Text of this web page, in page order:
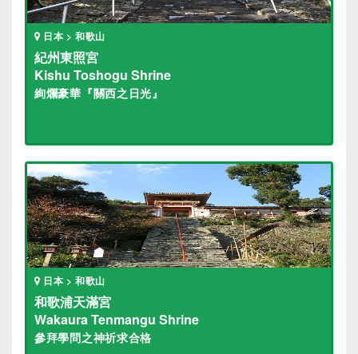
日本 > 和歌山
紀州東照宮
Kishu Toshogu Shrine
絢爛豪華『關西之日光』
日本 > 和歌山
和歌浦天滿宮
Wakaura Tenmangu Shrine
參拜學問之神祈求合格